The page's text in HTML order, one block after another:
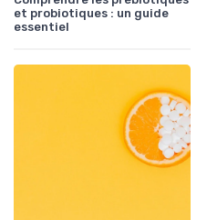
et probiotiques : un guide
essentiel